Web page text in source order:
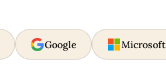
Google Microsoft